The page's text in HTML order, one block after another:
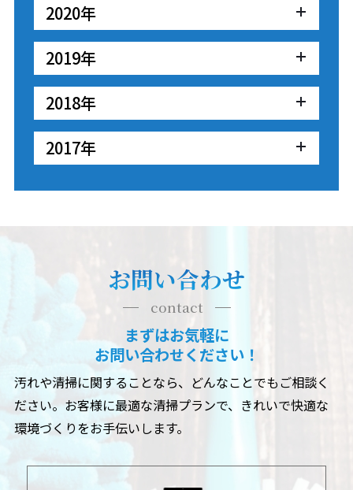
2020年
2019年
2018年
2017年
お問い合わせ
contact
まずはお気軽に
お問い合わせください！
汚れや清掃に関することなら、どんなことでもご相談く
ださい。 お客様に最適な清掃プランで、きれいで快適な
環境づくりをお手伝いします。